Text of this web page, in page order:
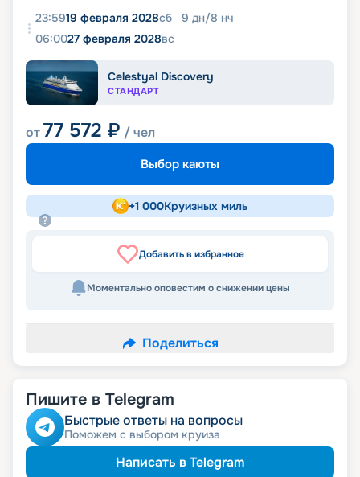
23:5919 февраля 2028сб 9 дн/8 нч
06:0027 февраля 2028вс
Celestyal Discovery
СТАНДАРТ
от77 572 ₽ / чел
Выбор каюты
+1 000Круизных миль
Добавить в избранное
Моментально оповестим о снижении цены
Поделиться
Пишите в Telegram
Быстрые ответы на вопросы
Поможем с выбором круиза
Написать в Telegram